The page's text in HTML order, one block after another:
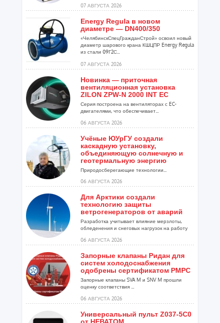
07 АВГУСТА 2026
Energy Regula в новом
диаметре — DN400/350
«ЧелябинскСпецГражданСтрой» освоил новый
диаметр шарового крана КШЦПР Energy Regula
из стали 09Г2С...
07 АВГУСТА 2026
Новинка — приточная
вентиляционная установка
ZILON ZPW-N 2000 INT EC
Серия построена на вентиляторах с EC-
двигателями, что обеспечивает...
06 АВГУСТА 2026
Учёные ЮУрГУ создали
каскадную установку,
объединяющую солнечную и
геотермальную энергию
Природосберегающие технологии...
06 АВГУСТА 2026
Для Арктики создали
технологию защиты
ветрогенераторов от аварий
Разработка учитывает влияние мерзлоты,
обледенения и снеговых нагрузок на работу
06 АВГУСТА 2026
Запорные клапаны Ридан для
систем холодоснабжения
одобрены сертификатом РМРС
Запорные клапаны SVA M и SNV M прошли
оценку соответствия ...
06 АВГУСТА 2026
Универсальный пульт Z037-5C0
от НЕВАТОМ